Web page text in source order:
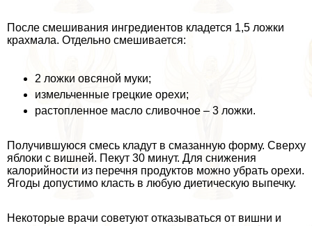
После смешивания ингредиентов кладется 1,5 ложки
крахмала. Отдельно смешивается:
2 ложки овсяной муки;
измельченные грецкие орехи;
растопленное масло сливочное – 3 ложки.
Получившуюся смесь кладут в смазанную форму. Сверху
яблоки с вишней. Пекут 30 минут. Для снижения
калорийности из перечня продуктов можно убрать орехи.
Ягоды допустимо класть в любую диетическую выпечку.
Некоторые врачи советуют отказываться от вишни и